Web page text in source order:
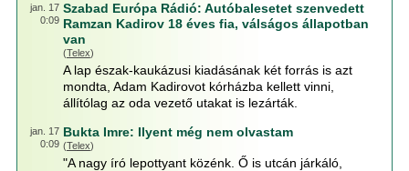
jan. 17
0:09
Szabad Európa Rádió: Autóbalesetet szenvedett
Ramzan Kadirov 18 éves fia, válságos állapotban
van
(Telex)
A lap észak-kaukázusi kiadásának két forrás is azt
mondta, Adam Kadirovot kórházba kellett vinni,
állítólag az oda vezető utakat is lezárták.
jan. 17
0:09
Bukta Imre: Ilyent még nem olvastam
(Telex)
"A nagy író lepottyant közénk. Ő is utcán járkáló,